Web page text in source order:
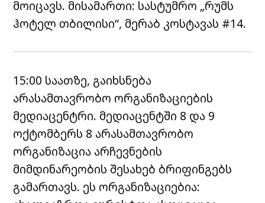
მოიცავს. მისამართი: სასტუმრო „რუმს
ჰოტელ თბილისი“, მერაბ კოსტავას #14.
15:00 საათზე, გაიხსნება
არასამთავრობო ორგანიზაციების
მედიაცენტრი. მედიაცენტში 8 და 9
ოქტომბერს 8 არასამთავრობო
ორგანიზაცია არჩევნების
მიმდინარეობის შესახებ ბრიფინგებს
გამართავს. ეს ორგანიზაციებია: